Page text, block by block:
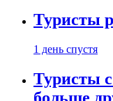
Туристы
1 день спустя
Туристы